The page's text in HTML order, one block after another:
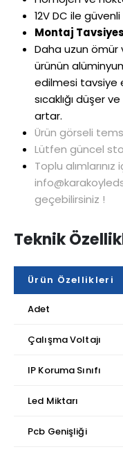
12V DC ile
Montaj
Daha uzun
ürünün
edilmesi tavsiye
sıcaklığı düşer
artar.
Ürün görseli
Lütfen güncel
Toplu
geçebilirsiniz !
Teknik
Ürün Özellikleri
Adet
Çalışma Voltajı
IP Koruma Sınıfı
Led Miktarı
Pcb Genişliği